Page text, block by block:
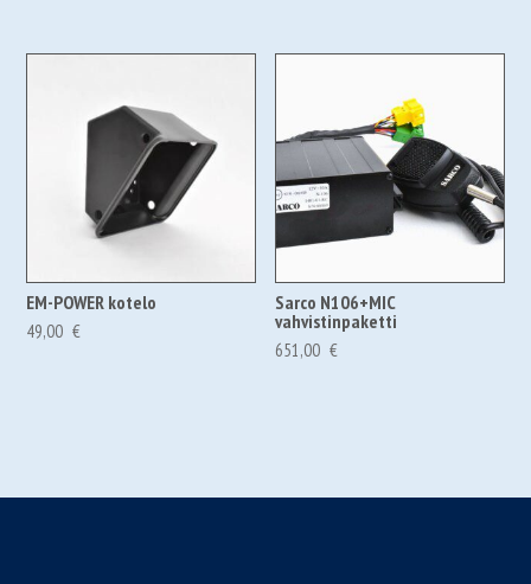
165,00
EM-POWER kotelo
49,00 €
Sarco N106+MIC
vahvistinpaketti
651,00 €